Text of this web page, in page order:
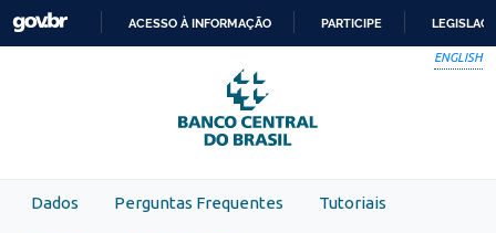
Skip to main content
PARA
O
CONTEÚDO
ACESSO À INFORMAÇÃO PARTICIPE
ENGLISH
Dados Perguntas Frequentes Tutoriais